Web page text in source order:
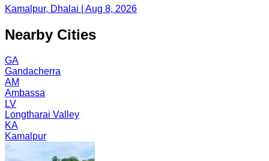
Kamalpur, Dhalai | Aug 8, 2026
Nearby Cities
GA
Gandacherra
AM
Ambassa
LV
Longtharai Valley
KA
Kamalpur